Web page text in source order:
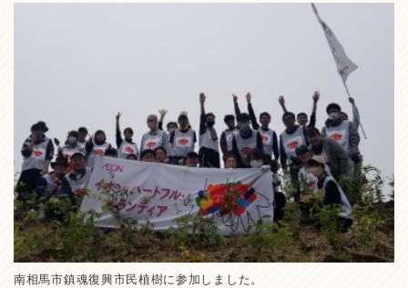
南相馬市鎮魂復興市民植樹に参加しました。